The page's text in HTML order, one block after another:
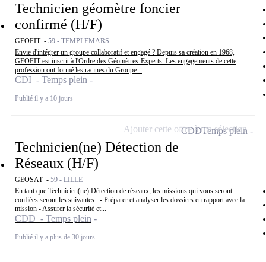
Technicien géomètre foncier
confirmé (H/F)
GEOFIT - 59 - TEMPLEMARS
Envie d'intégrer un groupe collaboratif et engagé ? Depuis sa création en 1968,
GEOFIT est inscrit à l'Ordre des Géomètres-Experts. Les engagements de cette
profession ont formé les racines du Groupe...
CDI - Temps plein
Publié il y a 10 jours
Technicien(ne) Détection de
Réseaux (H/F)
GEOSAT - 59 - LILLE
En tant que Technicien(ne) Détection de réseaux, les missions qui vous seront
confiées seront les suivantes : - Préparer et analyser les dossiers en rapport avec la
mission - Assurer la sécurité et...
CDD - Temps plein
Publié il y a plus de 30 jours
CDDTemps plein
Ajouter cette offre à ma sélection